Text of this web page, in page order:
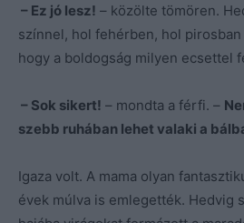
– Ez jó lesz! – közölte tömören.
színnel, hol fehérben, hol
hogy a boldogság milyen ecsettel
– Sok sikert! – mondta a férfi. –
szebb ruhában lehet valaki a
Igaza volt. A mama olyan
évek múlva is emlegették. Hedvig